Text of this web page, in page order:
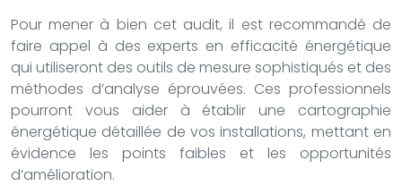
Pour mener à bien cet audit, il est recommandé de
faire appel à des experts en efficacité énergétique
qui utiliseront des outils de mesure sophistiqués et des
méthodes d’analyse éprouvées. Ces professionnels
pourront vous aider à établir une cartographie
énergétique détaillée de vos installations, mettant en
évidence les points faibles et les opportunités
d’amélioration.